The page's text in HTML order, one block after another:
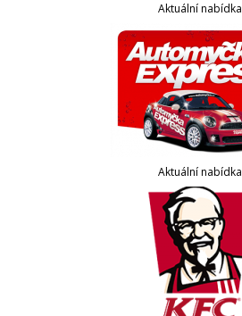
Aktuální nabídka
Aktuální nabídka